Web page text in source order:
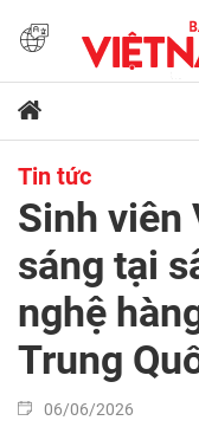
Tin tức
Sinh viên
sáng tại
nghệ
Trung
06/06/2026